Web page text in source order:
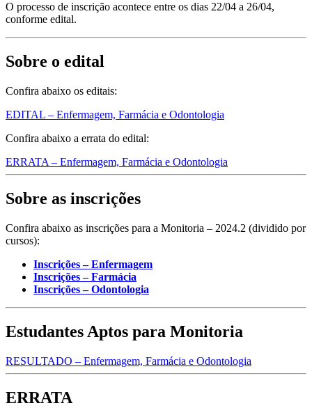
O processo de inscrição acontece entre os dias 22/04 a 26/04,
conforme edital.
Sobre o edital
Confira abaixo os editais:
EDITAL – Enfermagem, Farmácia e Odontologia
Confira abaixo a errata do edital:
ERRATA – Enfermagem, Farmácia e Odontologia
Sobre as inscrições
Confira abaixo as inscrições para a Monitoria – 2024.2 (dividido por
cursos):
Inscrições – Enfermagem
Inscrições – Farmácia
Inscrições – Odontologia
Estudantes Aptos para Monitoria
RESULTADO – Enfermagem, Farmácia e Odontologia
ERRATA